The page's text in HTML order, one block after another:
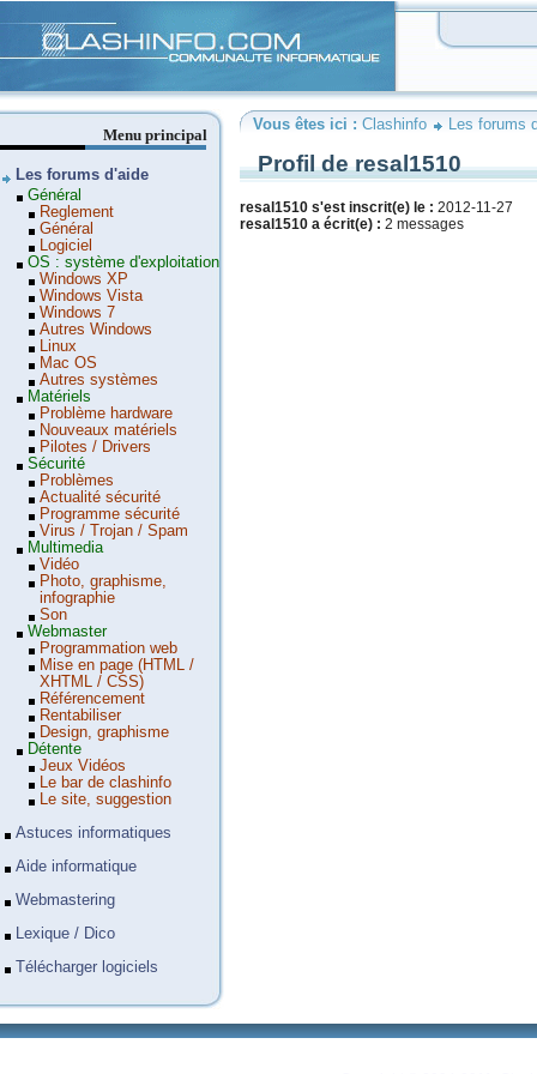
Vous êtes ici : Clashinfo Les forums
Profil de resal1510
resal1510 s'est inscrit(e) le : 2012-11-27
resal1510 a écrit(e) : 2 messages
Menu principal
Les forums d'aide
Général
Reglement
Général
Logiciel
OS : système d'exploitation
Windows XP
Windows Vista
Windows 7
Autres Windows
Linux
Mac OS
Autres systèmes
Matériels
Problème hardware
Nouveaux matériels
Pilotes / Drivers
Sécurité
Problèmes
Actualité sécurité
Programme sécurité
Virus / Trojan / Spam
Multimedia
Vidéo
Photo, graphisme,
infographie
Son
Webmaster
Programmation web
Mise en page (HTML /
XHTML / CSS)
Référencement
Rentabiliser
Design, graphisme
Détente
Jeux Vidéos
Le bar de clashinfo
Le site, suggestion
Astuces informatiques
Aide informatique
Webmastering
Lexique / Dico
Télécharger logiciels